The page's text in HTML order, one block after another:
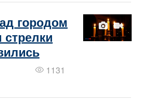
городом
1131